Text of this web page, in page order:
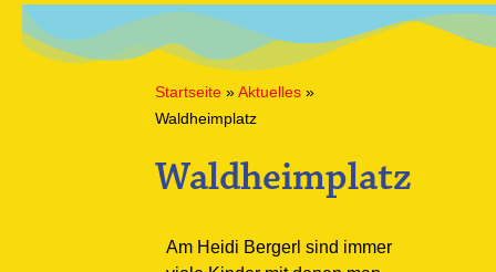
Startseite »Aktuelles »
Waldheimplatz
Waldheimplatz
Am Heidi Bergerl sind immer